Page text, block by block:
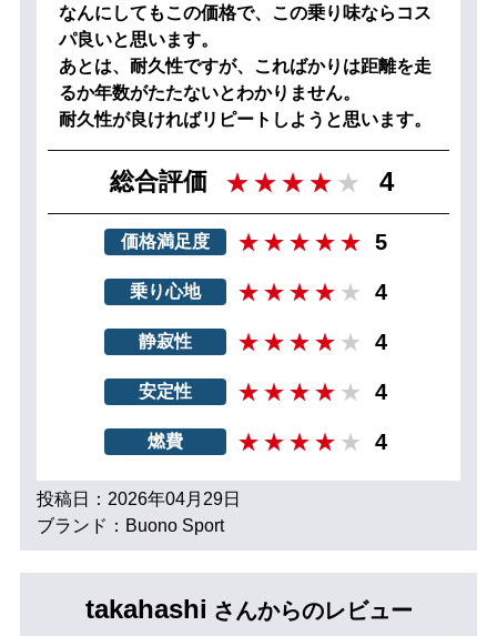
なんにしてもこの価格で、この乗り味ならコス
パ良いと思います。
あとは、耐久性ですが、こればかりは距離を走
るか年数がたたないとわかりません。
耐久性が良ければリピートしようと思います。
総合評価 4
価格満足度 5
乗り心地 4
静寂性 4
安定性 4
燃費 4
投稿日：2026年04月29日
ブランド：Buono Sport
takahashi さんからのレビュー